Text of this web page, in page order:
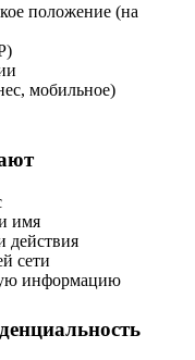
положение (на
мобильное)
имя
действия
сети
информацию